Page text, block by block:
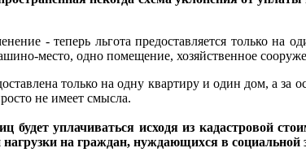
- теперь льгота предоставляется только на
место, одно помещение, хозяйственное
только на одну квартиру и один дом, а
не имеет смысла.
уплачиваться исходя из кадастровой
нагрузки на граждан, нуждающихся в социальной